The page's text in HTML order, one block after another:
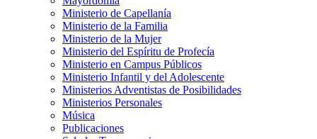
Ministerio de Capellanía
Ministerio de la Familia
Ministerio de la Mujer
Ministerio del Espíritu de Profecía
Ministerio en Campus Públicos
Ministerio Infantil y del Adolescente
Ministerios Adventistas de Posibilidades
Ministerios Personales
Música
Publicaciones